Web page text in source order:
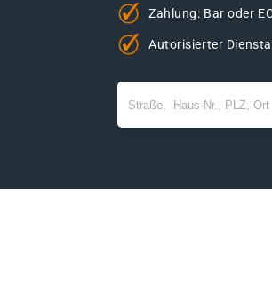
Zahlung: Bar oder
Autorisierter